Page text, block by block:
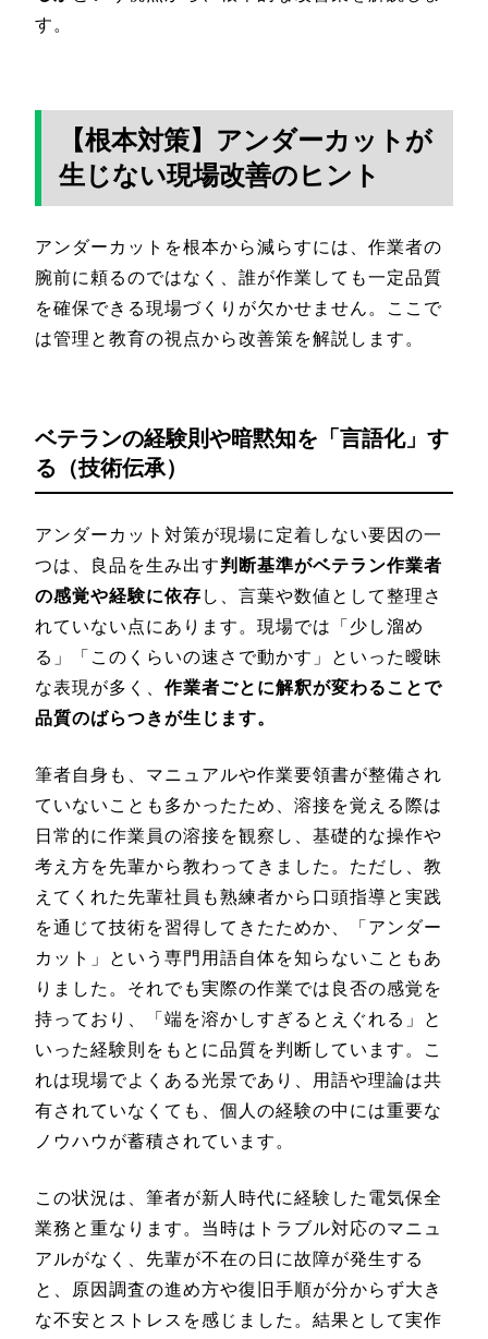
す。
【根本対策】アンダーカットが
生じない現場改善のヒント
アンダーカットを根本から減らすには、作業者の
腕前に頼るのではなく、誰が作業しても一定品質
を確保できる現場づくりが欠かせません。ここで
は管理と教育の視点から改善策を解説します。
ベテランの経験則や暗黙知を「言語化」す
る（技術伝承）
アンダーカット対策が現場に定着しない要因の一
つは、良品を生み出す判断基準がベテラン作業者
の感覚や経験に依存 し、言葉や数値として整理さ
れていない点にあります。現場では「少し溜め
る」「このくらいの速さで動かす」といった曖昧
な表現が多く、 作業者ごとに解釈が変わることで
品質のばらつきが生じます。
筆者自身も、マニュアルや作業要領書が整備され
ていないことも多かったため、溶接を覚える際は
日常的に作業員の溶接を観察し、基礎的な操作や
考え方を先輩から教わってきました。ただし、教
えてくれた先輩社員も熟練者から口頭指導と実践
を通じて技術を習得してきたためか、「アンダー
カット」という専門用語自体を知らないこともあ
りました。それでも実際の作業では良否の感覚を
持っており、「端を溶かしすぎるとえぐれる」と
いった経験則をもとに品質を判断しています。こ
れは現場でよくある光景であり、用語や理論は共
有されていなくても、個人の経験の中には重要な
ノウハウが蓄積されています。
この状況は、筆者が新人時代に経験した電気保全
業務と重なります。当時はトラブル対応のマニュ
アルがなく、先輩が不在の日に故障が発生する
と、原因調査の進め方や復旧手順が分からず大き
な不安とストレスを感じました。結果として実作